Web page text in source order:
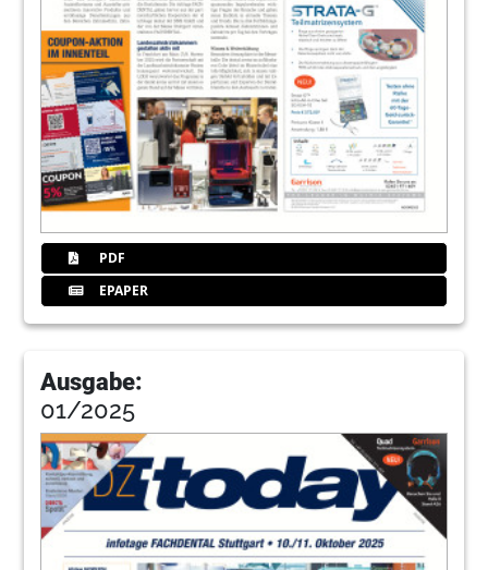
PDF
EPAPER
Ausgabe:
01/2025